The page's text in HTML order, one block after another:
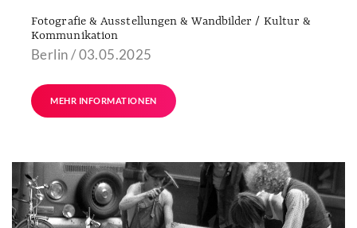
Fotografie & Ausstellungen & Wandbilder / Kultur &
Kommunikation
Berlin / 03.05.2025
MEHR INFORMATIONEN